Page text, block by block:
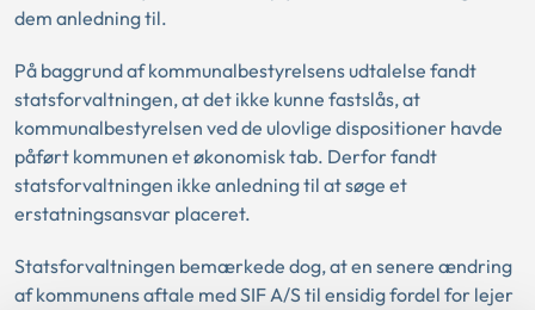
dem anledning til.
På baggrund af kommunalbestyrelsens udtalelse fandt
statsforvaltningen, at det ikke kunne fastslås, at
kommunalbestyrelsen ved de ulovlige dispositioner havde
påført kommunen et økonomisk tab. Derfor fandt
statsforvaltningen ikke anledning til at søge et
erstatningsansvar placeret.
Statsforvaltningen bemærkede dog, at en senere ændring
af kommunens aftale med SIF A/S til ensidig fordel for lejer